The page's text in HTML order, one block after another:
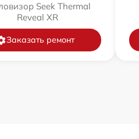
Seek Thermal
Reveal XR
Заказать ремонт